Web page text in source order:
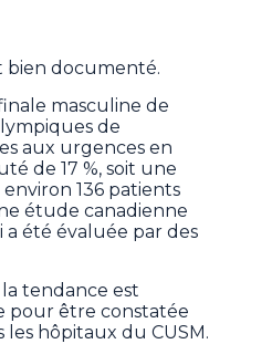
bien documenté.
masculine de
de
aux urgences en
de 17 %, soit une
136 patients
étude canadienne
a été évaluée par des
tendance est
pour être constatée
hôpitaux du CUSM.